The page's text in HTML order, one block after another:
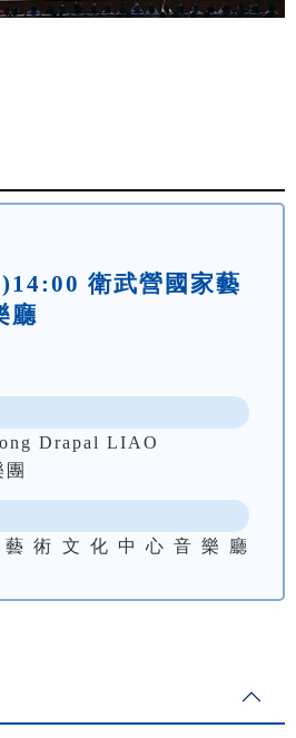
衛武營國家藝
廳
Drapal LIAO
術文化中心音樂廳